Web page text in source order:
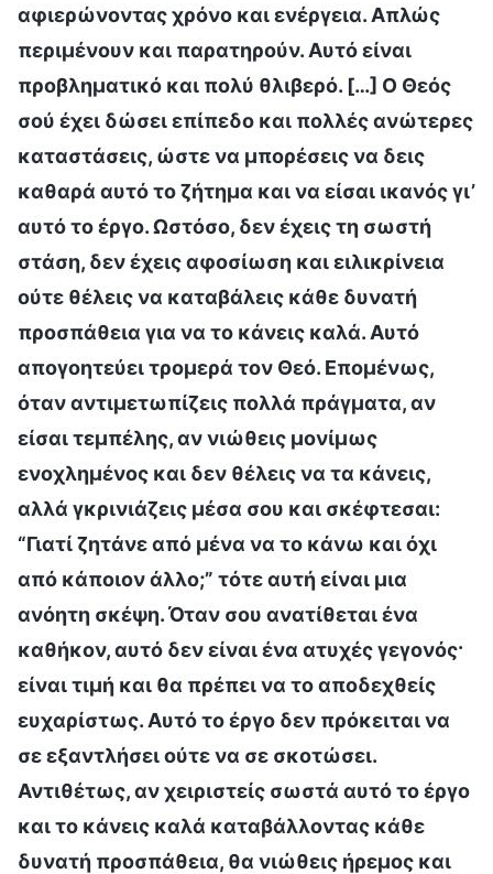
αφιερώνοντας χρόνο και ενέργεια. Απλώς
περιμένουν και παρατηρούν. Αυτό είναι
προβληματικό και πολύ θλιβερό. […] Ο Θεός
σού έχει δώσει επίπεδο και πολλές ανώτερες
καταστάσεις, ώστε να μπορέσεις να δεις
καθαρά αυτό το ζήτημα και να είσαι ικανός γι’
αυτό το έργο. Ωστόσο, δεν έχεις τη σωστή
στάση, δεν έχεις αφοσίωση και ειλικρίνεια
ούτε θέλεις να καταβάλεις κάθε δυνατή
προσπάθεια για να το κάνεις καλά. Αυτό
απογοητεύει τρομερά τον Θεό. Επομένως,
όταν αντιμετωπίζεις πολλά πράγματα, αν
είσαι τεμπέλης, αν νιώθεις μονίμως
ενοχλημένος και δεν θέλεις να τα κάνεις,
αλλά γκρινιάζεις μέσα σου και σκέφτεσαι:
“Γιατί ζητάνε από μένα να το κάνω και όχι
από κάποιον άλλο;” τότε αυτή είναι μια
ανόητη σκέψη. Όταν σου ανατίθεται ένα
καθήκον, αυτό δεν είναι ένα ατυχές γεγονός·
είναι τιμή και θα πρέπει να το αποδεχθείς
ευχαρίστως. Αυτό το έργο δεν πρόκειται να
σε εξαντλήσει ούτε να σε σκοτώσει.
Αντιθέτως, αν χειριστείς σωστά αυτό το έργο
και το κάνεις καλά καταβάλλοντας κάθε
δυνατή προσπάθεια, θα νιώθεις ήρεμος και